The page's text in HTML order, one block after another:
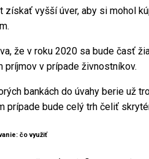
získať vyšší úver, aby si mohol
že v roku 2020 sa bude časť
príjmov v prípade živnostníkov.
bankách do úvahy berie už
prípade bude celý trh čeliť
čo využiť